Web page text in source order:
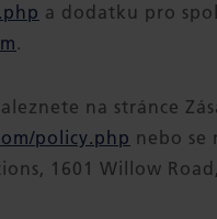
a dodatku pro
.
na stránce
policy.php nebo se
1601 Willow